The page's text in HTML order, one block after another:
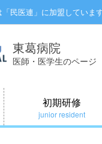
民医連」に加盟しています
東葛病院
医師・医学生のページ
初期研修
junior resident